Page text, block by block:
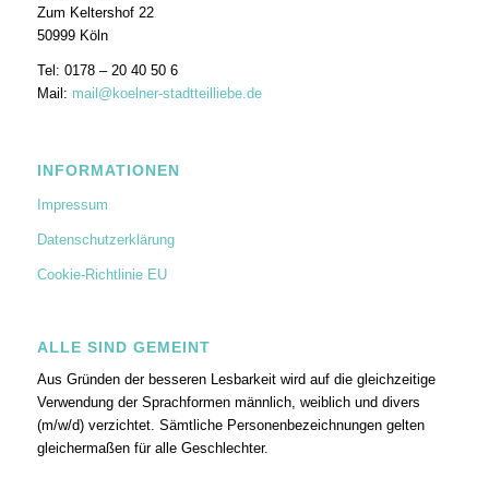
Zum Keltershof 22
50999 Köln
Tel: 0178 – 20 40 50 6
Mail: mail@koelner-stadtteilliebe.de
INFORMATIONEN
Impressum
Datenschutzerklärung
Cookie-Richtlinie EU
ALLE SIND GEMEINT
Aus Gründen der besseren Lesbarkeit wird auf die gleichzeitige
Verwendung der Sprachformen männlich, weiblich und divers
(m/w/d) verzichtet. Sämtliche Personenbezeichnungen gelten
gleichermaßen für alle Geschlechter.